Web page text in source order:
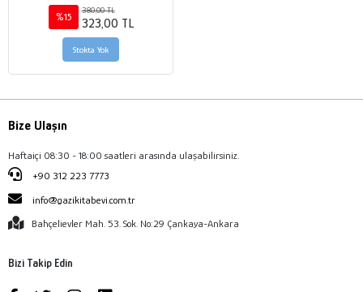
%15
380,00 TL
323,00 TL
Stokta Yok
Bize Ulaşın
Haftaiçi 08:30 - 18:00 saatleri arasında ulaşabilirsiniz.
+90 312 223 7773
info@gazikitabevi.com.tr
Bahçelievler Mah. 53. Sok. No:29 Çankaya-Ankara
Bizi Takip Edin